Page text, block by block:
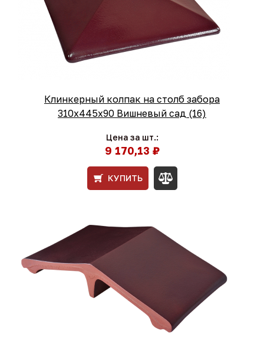
Клинкерный колпак на столб забора
310х445х90 Вишневый сад (16)
Цена за шт.:
9 170,13 ₽
КУПИТЬ